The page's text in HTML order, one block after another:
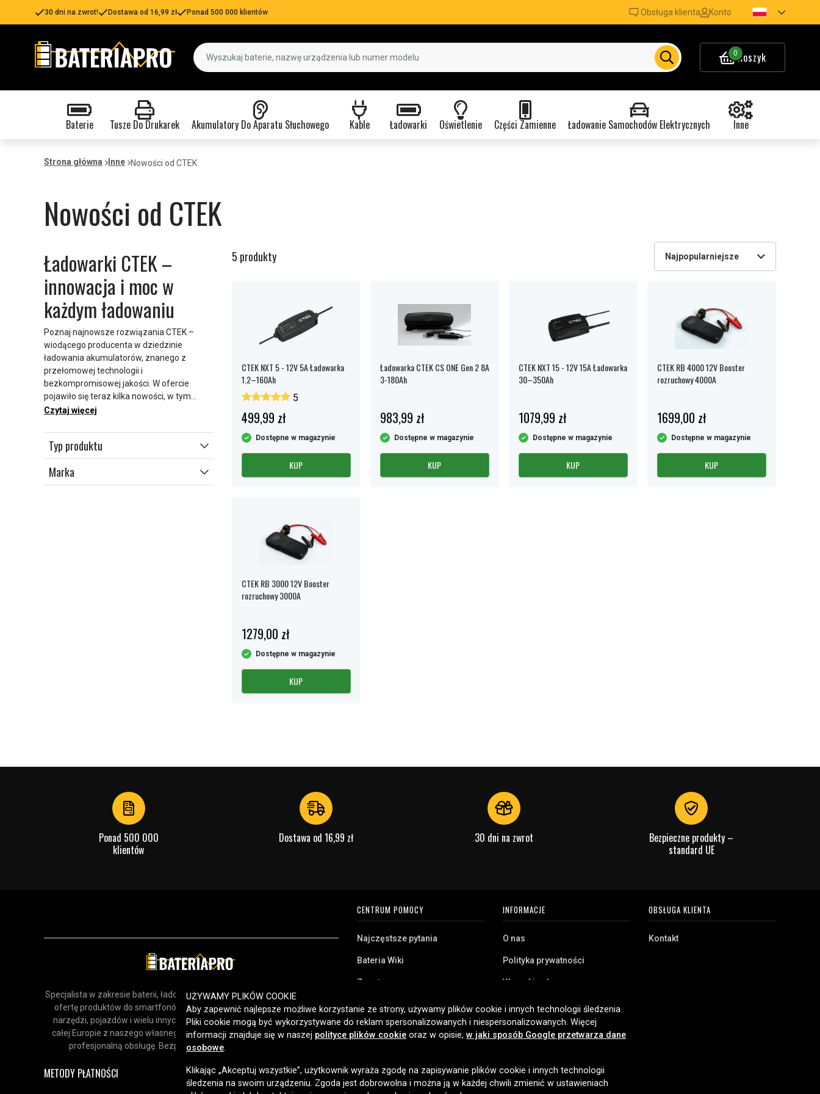
30 dni na zwrot! Dostawa od 16,99 zł Ponad 500 000 klientów Obsługa klienta Konto
0Koszyk
Baterie Tusze Do Drukarek Akumulatory Do Aparatu Słuchowego Kable Ładowarki Oświetlenie Części Zamienne Ładowanie Samochodów Elektrycznych Inne
Strona główna Inne Nowości od CTEK
Nowości od CTEK
Ładowarki CTEK –
innowacja i moc w
każdym ładowaniu
Poznaj najnowsze rozwiązania CTEK –
wiodącego producenta w dziedzinie
ładowania akumulatorów, znanego z
przełomowej technologii i
bezkompromisowej jakości. W ofercie
pojawiło się teraz kilka nowości, w tym
wydajne boostery rozruchowe, takie jak
szybkiego i bezpiecznego uruchamiania
pojazdów.
Dla osób poszukujących zaawansowanej
pielęgnacji akumulatora dostępne są nowe
Czytaj więcej
Typ produktu
Marka
5 produkty Najpopularniejsze
CTEK NXT 5 - 12V 5A Ładowarka
1.2–160Ah
5
499,99 zł
Dostępne w magazynie
KUP
Ładowarka CTEK CS ONE Gen 2 8A
3-180Ah
983,99 zł
Dostępne w magazynie
KUP
CTEK NXT 15 - 12V 15A Ładowarka
30–350Ah
1079,99 zł
Dostępne w magazynie
KUP
CTEK RB 4000 12V Booster
rozruchowy 4000A
1699,00 zł
Dostępne w magazynie
KUP
CTEK RB 3000 12V Booster
rozruchowy 3000A
1279,00 zł
Dostępne w magazynie
KUP
Ponad 500 000
klientów
Dostawa od 16,99 zł 30 dni na zwrot
Bezpieczne produkty –
standard UE
Specjalista w zakresie baterii, ładowarek i akcesoriów. Odkryj naszą szeroką
ofertę produktów do smartfonów, urządzeń gospodarstwa domowego,
narzędzi, pojazdów i wielu innych zastosowań. Dostarczamy klientom w
całej Europie z naszego własnego magazynu, oferując szybką dostawę i
profesjonalną obsługę. Bezpieczne zakupy online od 2006 roku.
CENTRUM POMOCY
Najczęstsze pytania
Bateria Wiki
Zwrot
Klient biznesowy
Jaką baterię posiadam?
INFORMACJE
O nas
Polityka prywatności
Warunki zakupu
Pliki cookie
OBSŁUGA KLIENTA
Kontakt
METODY PŁATNOŚCI OPCJE DOSTAWY
UŻYWAMY PLIKÓW COOKIE
Aby zapewnić najlepsze możliwe korzystanie ze strony, używamy plików cookie i innych technologii śledzenia.
Pliki cookie mogą być wykorzystywane do reklam spersonalizowanych i niespersonalizowanych. Więcej
informacji znajduje się w naszej polityce plików cookie oraz w opisie, w jaki sposób Google przetwarza dane
osobowe.
Klikając „Akceptuj wszystkie”, użytkownik wyraża zgodę na zapisywanie plików cookie i innych technologii
śledzenia na swoim urządzeniu. Zgoda jest dobrowolna i można ją w każdej chwili zmienić w ustawieniach